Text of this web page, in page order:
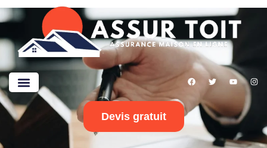
Devis gratuit